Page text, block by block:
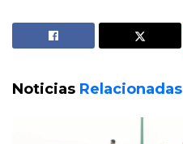
Noticias Relacionadas